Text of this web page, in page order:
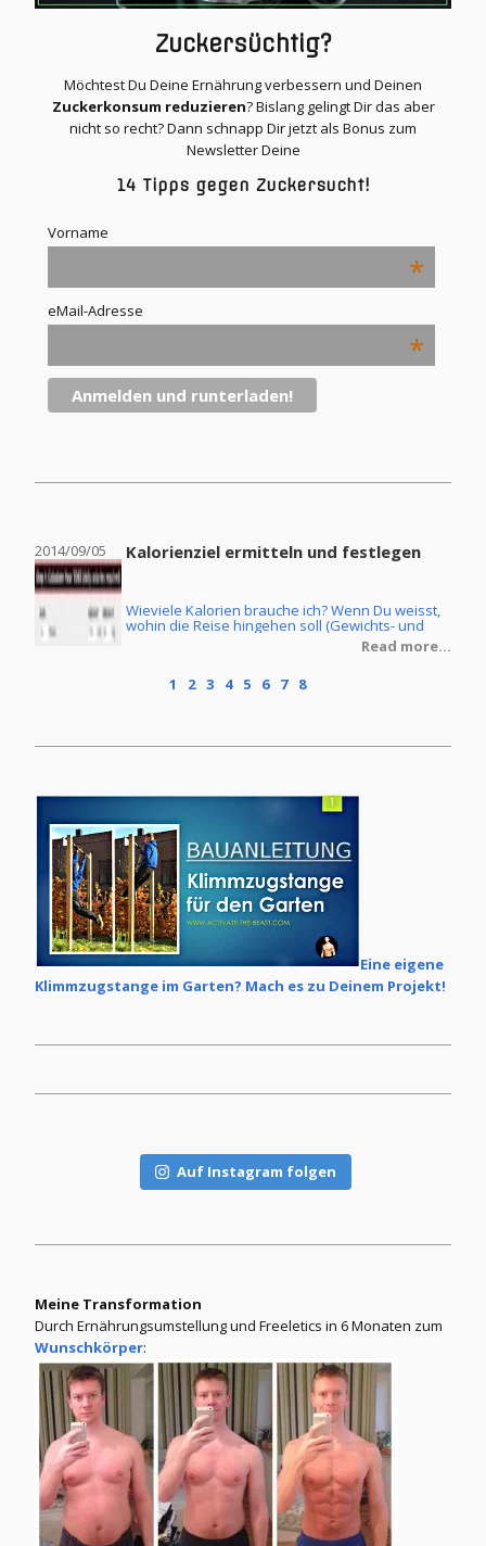
Zuckersüchtig?
Möchtest Du Deine Ernährung verbessern und Deinen
Zuckerkonsum reduzieren? Bislang gelingt Dir das aber
nicht so recht? Dann schnapp Dir jetzt als Bonus zum
Newsletter Deine
14 Tipps gegen Zuckersucht!
Vorname
*
eMail-Adresse
*
2014/09/05 Kalorienziel ermitteln und festlegen
Wieviele Kalorien brauche ich? Wenn Du weisst,
wohin die Reise hingehen soll (Gewichts- und
Körperfettreduzierung oder Masseaufbau) und
Du ebenfalls die Ernährungsform Deiner Wahl
Frage, wie Du denn Dein individuelles
Read more...
1 2 3 4 5 6 7 8
Eine eigene
Klimmzugstange im Garten? Mach es zu Deinem Projekt!
Auf Instagram folgen
Meine Transformation
Durch Ernährungsumstellung und Freeletics in 6 Monaten zum
Wunschkörper: